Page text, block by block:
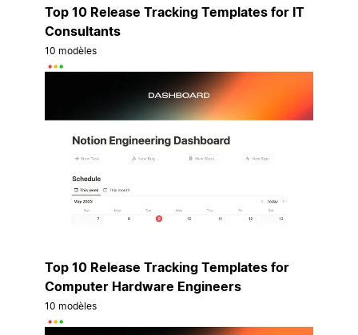
Top 10 Release Tracking Templates for IT
Consultants
10 modèles
Top 10 Release Tracking Templates for
Computer Hardware Engineers
10 modèles